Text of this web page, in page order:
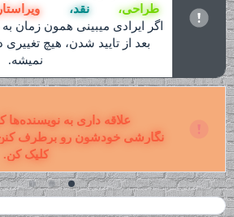
طراحی،
نقد،
اگر ایرادی میبینی همون زمان
بعد از تایید شدن، هیچ
نمیشه.
علاقه داری به
نگارشی خودشون رو برطرف
کلیک کن.